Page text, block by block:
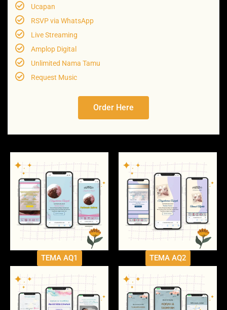
Ucapan
RSVP via WhatsApp
Live Streaming
Amplop Digital
Unlimited Nama Tamu
Request Music
Order Here
TEMA AQ1 TEMA AQ2